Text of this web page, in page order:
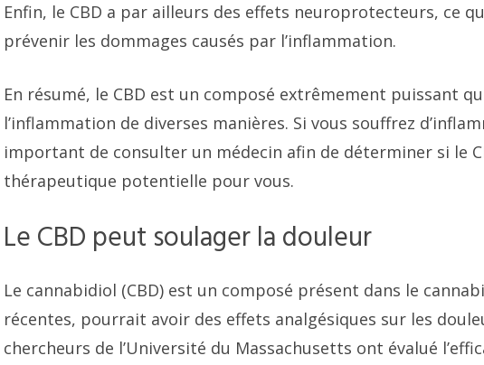
Enfin, le CBD a par ailleurs des effets neuroprotecteurs, ce
prévenir les dommages causés par l’inflammation.
En résumé, le CBD est un composé extrêmement puissant
l’inflammation de diverses manières. Si vous souffrez
important de consulter un médecin afin de déterminer si le
thérapeutique potentielle pour vous.
Le CBD peut soulager la douleur
Le cannabidiol (CBD) est un composé présent dans le
récentes, pourrait avoir des effets analgésiques sur les
chercheurs de l’Université du Massachusetts ont évalué